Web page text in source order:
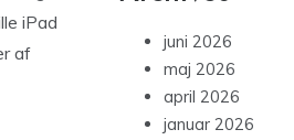
iPad
af
juni 2026
maj 2026
april 2026
januar 2026